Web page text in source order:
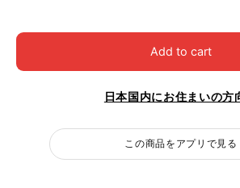
Add to cart
日本国内にお住まいの方
この商品をアプリで見る